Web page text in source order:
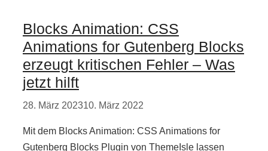
Blocks Animation: CSS
Animations for Gutenberg Blocks
erzeugt kritischen Fehler – Was
jetzt hilft
28. März 202310. März 2022
Mit dem Blocks Animation: CSS Animations for
Gutenberg Blocks Plugin von ThemeIsle lassen